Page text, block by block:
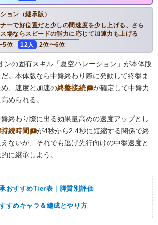
ョン（継承版）
ーで好位置だと少しの間速度を少し上げる、さら
場ならスピードの能力に応じて加速力も上げる
5位 12人 2位〜6位
ンの固有スキル「夏空ハレーション」が本体版
。本体版なら中盤終わり際に発動して終盤ま
、速度と加速の終盤接続
が確定して中盤力
められる。
終わり際に出る効果量高めの速度アップとし
続時間
が4秒から2.4秒に短縮する関係で終
ないが、それでも逃げ先行向けの中盤速度と
に継承しよう。
おすすめTier表｜脚質別評価
すめキャラ＆編成とやり方